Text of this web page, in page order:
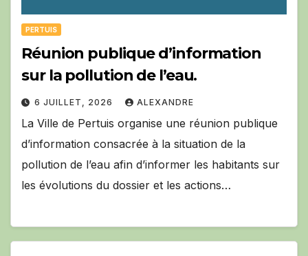
PERTUIS
Réunion publique d’information
sur la pollution de l’eau.
6 JUILLET, 2026 ALEXANDRE
La Ville de Pertuis organise une réunion publique
d’information consacrée à la situation de la
pollution de l’eau afin d’informer les habitants sur
les évolutions du dossier et les actions…